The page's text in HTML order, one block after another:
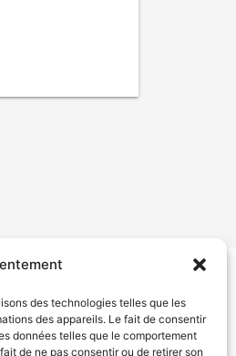
des technologies telles que les
des appareils. Le fait de consentir
données telles que le comportement
de ne pas consentir ou de retirer son
confidentialité